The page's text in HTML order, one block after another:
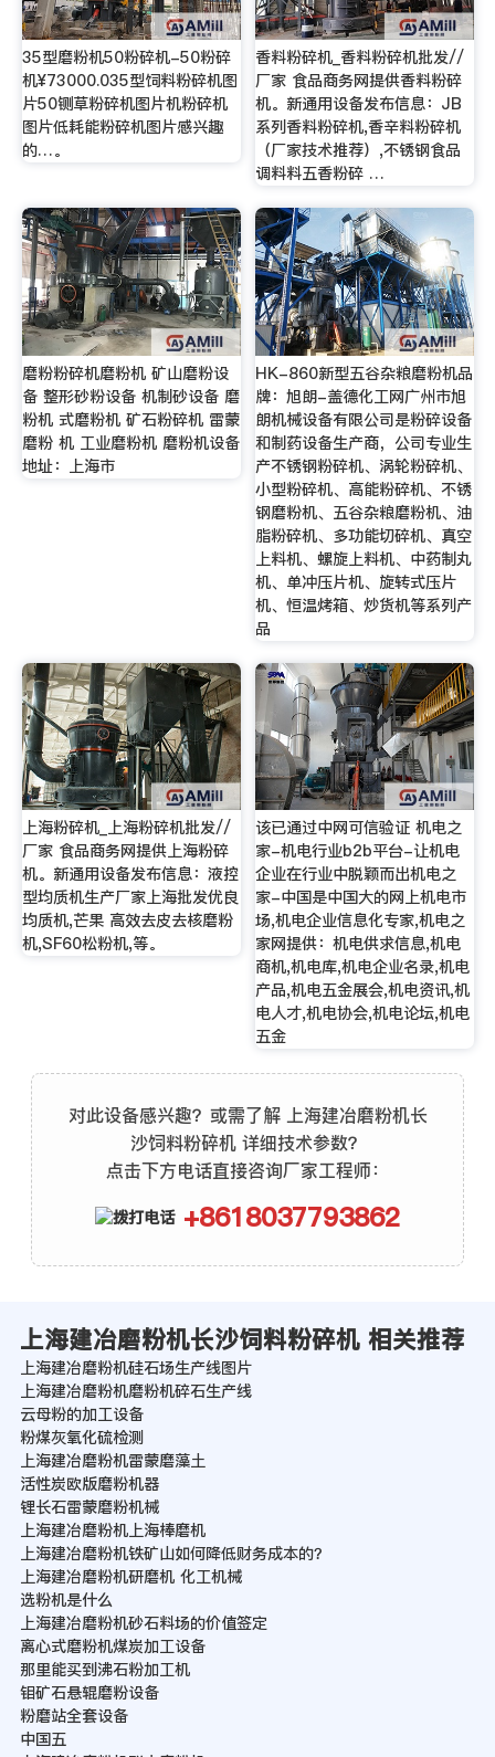
35型磨粉机50粉碎机-50粉碎
机¥73000.035型饲料粉碎机图
片50铡草粉碎机图片机粉碎机
图片低耗能粉碎机图片感兴趣
的…。
香料粉碎机_香料粉碎机批发//
厂家 食品商务网提供香料粉碎
机。新通用设备发布信息：JB
系列香料粉碎机,香辛料粉碎机
（厂家技术推荐）,不锈钢食品
调料料五香粉碎 …
磨粉粉碎机磨粉机 矿山磨粉设
备 整形砂粉设备 机制砂设备 磨
粉机 式磨粉机 矿石粉碎机 雷蒙
磨粉 机 工业磨粉机 磨粉机设备
地址：上海市
HK-860新型五谷杂粮磨粉机品
牌：旭朗-盖德化工网广州市旭
朗机械设备有限公司是粉碎设备
和制药设备生产商，公司专业生
产不锈钢粉碎机、涡轮粉碎机、
小型粉碎机、高能粉碎机、不锈
钢磨粉机、五谷杂粮磨粉机、油
脂粉碎机、多功能切碎机、真空
上料机、螺旋上料机、中药制丸
机、单冲压片机、旋转式压片
机、恒温烤箱、炒货机等系列产
品
上海粉碎机_上海粉碎机批发//
厂家 食品商务网提供上海粉碎
机。新通用设备发布信息：液控
型均质机生产厂家上海批发优良
均质机,芒果 高效去皮去核磨粉
机,SF60松粉机,等。
该已通过中网可信验证 机电之
家-机电行业b2b平台-让机电
企业在行业中脱颖而出机电之
家-中国是中国大的网上机电市
场,机电企业信息化专家,机电之
家网提供：机电供求信息,机电
商机,机电库,机电企业名录,机电
产品,机电五金展会,机电资讯,机
电人才,机电协会,机电论坛,机电
五金
对此设备感兴趣？或需了解 上海建冶磨粉机长
沙饲料粉碎机 详细技术参数？
点击下方电话直接咨询厂家工程师：
+8618037793862
上海建冶磨粉机长沙饲料粉碎机 相关推荐
上海建冶磨粉机硅石场生产线图片
上海建冶磨粉机磨粉机碎石生产线
云母粉的加工设备
粉煤灰氧化硫检测
上海建冶磨粉机雷蒙磨藻土
活性炭欧版磨粉机器
锂长石雷蒙磨粉机械
上海建冶磨粉机上海棒磨机
上海建冶磨粉机铁矿山如何降低财务成本的？
上海建冶磨粉机研磨机 化工机械
选粉机是什么
上海建冶磨粉机砂石料场的价值签定
离心式磨粉机煤炭加工设备
那里能买到沸石粉加工机
钼矿石悬辊磨粉设备
粉磨站全套设备
中国五